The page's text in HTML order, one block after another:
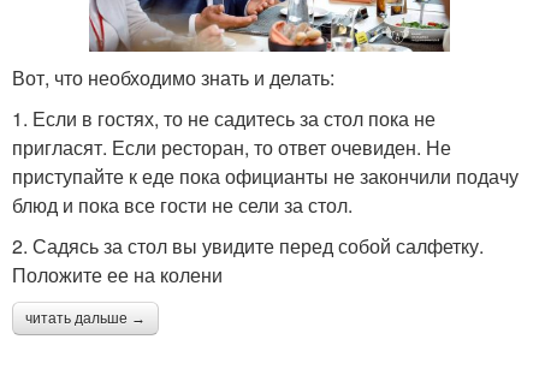
Вот, что необходимо знать и делать:
1. Если в гостях, то не садитесь за стол пока не
пригласят. Если ресторан, то ответ очевиден. Не
приступайте к еде пока официанты не закончили подачу
блюд и пока все гости не сели за стол.
2. Садясь за стол вы увидите перед собой салфетку.
Положите ее на колени
читать дальше →